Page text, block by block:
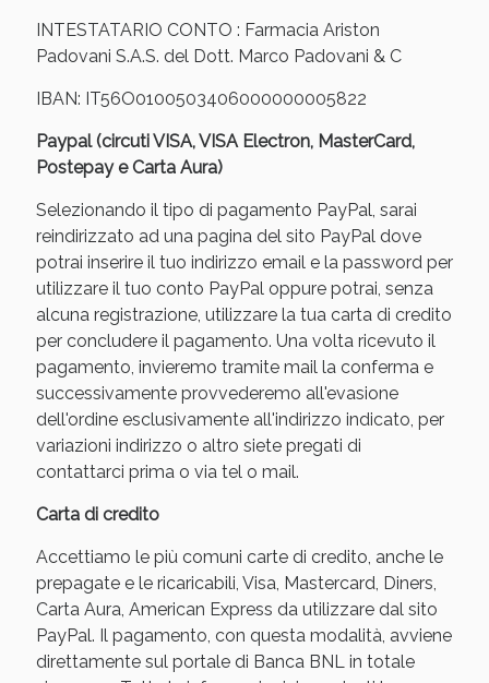
INTESTATARIO CONTO : Farmacia Ariston
Padovani S.A.S. del Dott. Marco Padovani & C
IBAN: IT56O0100503406000000005822
Paypal (circuti VISA, VISA Electron, MasterCard,
Postepay e Carta Aura)
Selezionando il tipo di pagamento PayPal, sarai
reindirizzato ad una pagina del sito PayPal dove
potrai inserire il tuo indirizzo email e la password per
utilizzare il tuo conto PayPal oppure potrai, senza
alcuna registrazione, utilizzare la tua carta di credito
per concludere il pagamento. Una volta ricevuto il
pagamento, invieremo tramite mail la conferma e
successivamente provvederemo all'evasione
dell'ordine esclusivamente all'indirizzo indicato, per
variazioni indirizzo o altro siete pregati di
contattarci prima o via tel o mail.
Carta di credito
Accettiamo le più comuni carte di credito, anche le
prepagate e le ricaricabili, Visa, Mastercard, Diners,
Carta Aura, American Express da utilizzare dal sito
PayPal. Il pagamento, con questa modalità, avviene
direttamente sul portale di Banca BNL in totale
Vie Urinarie e Prostata: Sconti fino al 45% oggi!
Benessere Intestinale: Sconto fino al 55% valido